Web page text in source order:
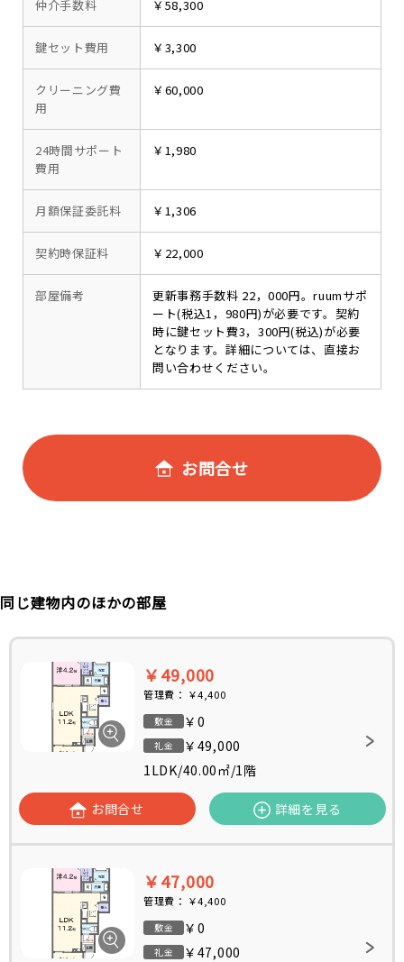
仲介手数料 ￥58,300
鍵セット費用 ￥3,300
クリーニング費
用
￥60,000
24時間サポート
費用
￥1,980
月額保証委託料 ￥1,306
契約時保証料 ￥22,000
部屋備考
更新事務手数料 22，000円。ruumサポ
ート(税込1，980円)が必要です。契約
時に鍵セット費3，300円(税込)が必要
となります。詳細については、直接お
問い合わせください。
お問合せ
同じ建物内のほかの部屋
￥49,000
管理費： ￥4,400
敷金 ￥0
礼金
￥49,000
1LDK/40.00㎡/1階
お問合せ 詳細を見る
￥47,000
管理費： ￥4,400
敷金 ￥0
礼金
￥47,000